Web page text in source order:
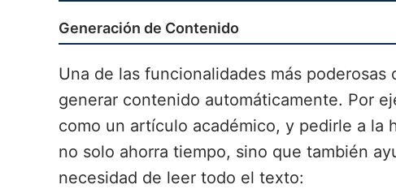
Generación de Contenido
Una de las funcionalidades más poderosas
generar contenido automáticamente. Por
como un artículo académico, y pedirle a la
no solo ahorra tiempo, sino que también
necesidad de leer todo el texto: